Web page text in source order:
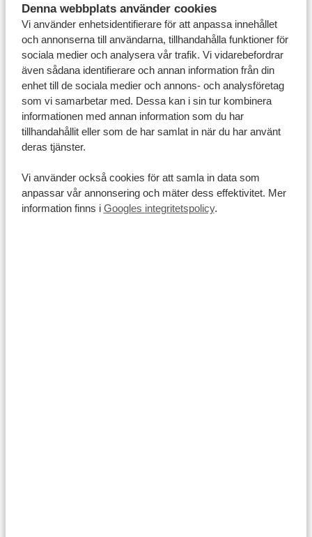
Denna webbplats använder cookies
Vi använder enhetsidentifierare för att anpassa innehållet
och annonserna till användarna, tillhandahålla funktioner för
sociala medier och analysera vår trafik. Vi vidarebefordrar
även sådana identifierare och annan information från din
enhet till de sociala medier och annons- och analysföretag
som vi samarbetar med. Dessa kan i sin tur kombinera
informationen med annan information som du har
tillhandahållit eller som de har samlat in när du har använt
deras tjänster.
Vi använder också cookies för att samla in data som
anpassar vår annonsering och mäter dess effektivitet. Mer
information finns i Googles integritetspolicy.
guide innan du delar ut sådana gåvor. Han kan hjälpa
till att se till att de fördelas rättvist och når fram till dem
som verkligen behöver dem mest.
Kläder
Det är i allmänhet ganska lätt att hitta billiga kläder i
Kenya. Det är ofta second hand (eller snararetenth
hand
) och de håller sällan länge. Damm, sand, smutsigt
vatten och bristen på tvättmedel och rent vatten gör
aldrig hela och rena kläder, det är helt enkelt omöjligt
att hålla dem rena. Vid speciella tillfällen plockar